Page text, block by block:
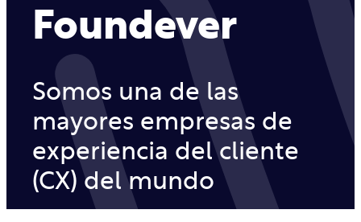
Foundever
Somos una de las
mayores empresas de
experiencia del cliente
(CX) del mundo